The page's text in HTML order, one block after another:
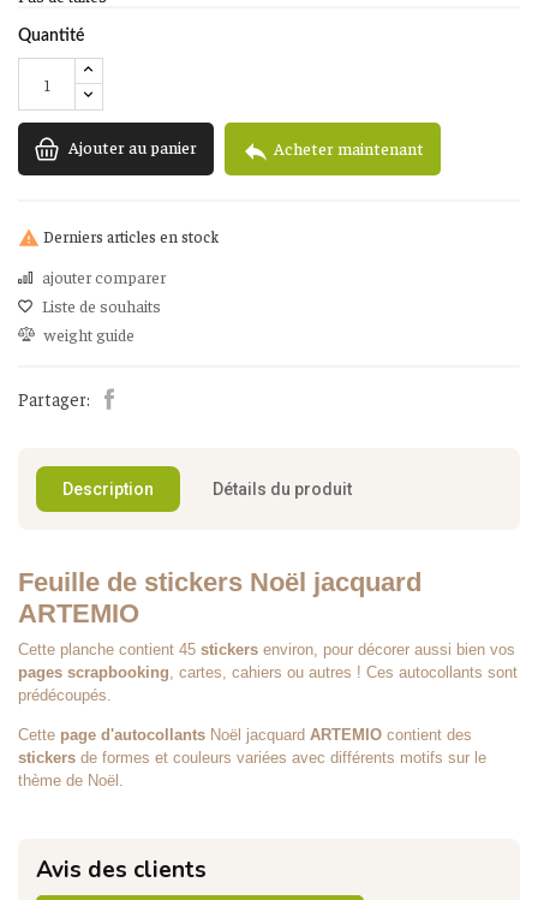
Quantité
Ajouter au panier  Acheter maintenant
 Derniers articles en stock
ajouter comparer
Liste de souhaits
weight guide
Partager:
Description Détails du produit
Feuille de stickers Noël jacquard
ARTEMIO
Cette planche contient 45 stickers environ, pour décorer aussi bien vos
pages scrapbooking, cartes, cahiers ou autres ! Ces autocollants sont
prédécoupés.
Cette page d'autocollants Noël jacquard ARTEMIO contient des
stickers de formes et couleurs variées avec différents motifs sur le
thème de Noël.
Avis des clients